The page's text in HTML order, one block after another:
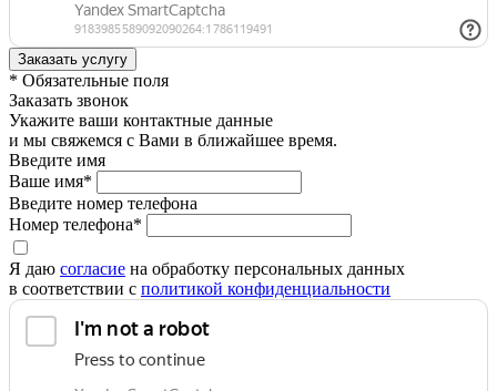
* Обязательные поля
Заказать звонок
Укажите ваши контактные данные
и мы свяжемся с Вами в ближайшее время.
Введите имя
Ваше имя*
Введите номер телефона
Номер телефона*
Я даю согласие на обработку персональных данных
в соответствии с политикой конфиденциальности